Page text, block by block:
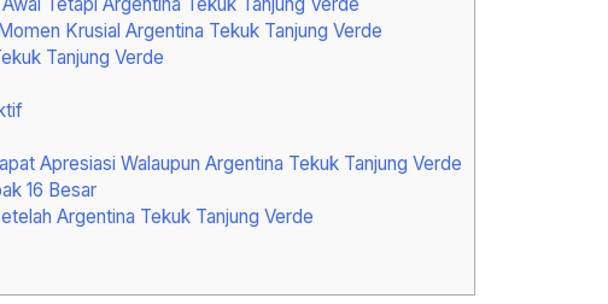
Krusial Argentina Tekuk Tanjung Verde
Tanjung Verde
Apresiasi Walaupun Argentina Tekuk Tanjung Verde
16 Besar
Argentina Tekuk Tanjung Verde